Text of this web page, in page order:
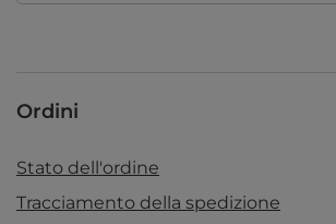
Ordini
Stato dell'ordine
Tracciamento della spedizione